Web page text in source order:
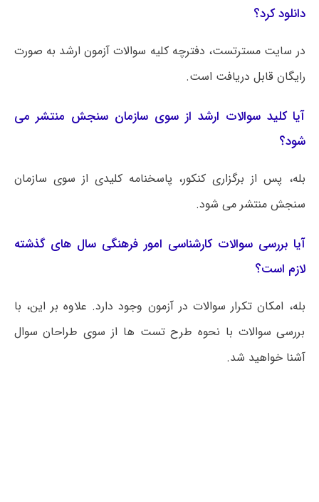
دانلود کرد؟
در سایت مسترتست، دفترچه کلیه سوالات آزمون ارشد به صورت
رایگان قابل دریافت است.
آیا کلید سوالات ارشد از سوی سازمان سنجش منتشر می
شود؟
بله، پس از برگزاری کنکور، پاسخنامه کلیدی از سوی سازمان
سنجش منتشر می شود.
آیا بررسی سوالات کارشناسی امور فرهنگی سال های گذشته
لازم است؟
بله، امکان تکرار سوالات در آزمون وجود دارد. علاوه بر این، با
بررسی سوالات با نحوه طرح تست ها از سوی طراحان سوال
آشنا خواهید شد.